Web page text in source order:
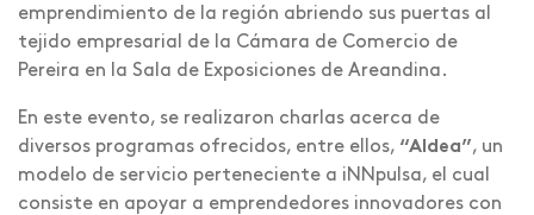
emprendimiento de la región abriendo sus puertas al
tejido empresarial de la Cámara de Comercio de
Pereira en la Sala de Exposiciones de Areandina.
En este evento, se realizaron charlas acerca de
diversos programas ofrecidos, entre ellos, “Aldea”, un
modelo de servicio perteneciente a iNNpulsa, el cual
consiste en apoyar a emprendedores innovadores con